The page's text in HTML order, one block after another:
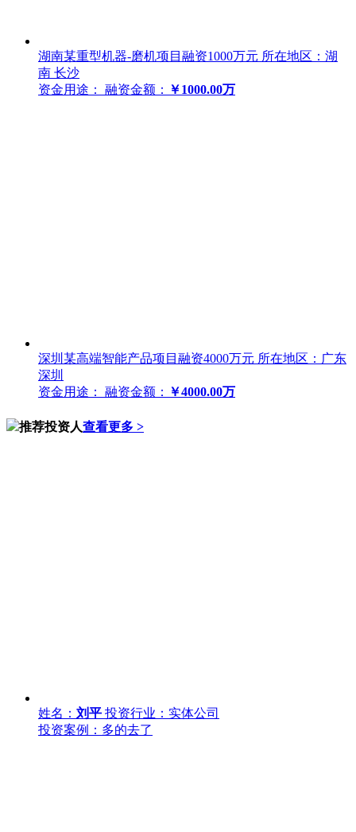
湖南某重型机器-磨机项目融资1000万元 所在地区：湖
南 长沙
资金用途：
融资金额： ￥1000.00万
深圳某高端智能产品项目融资4000万元 所在地区：广东
深圳
资金用途：
融资金额： ￥4000.00万
推荐投资人查看更多 >
姓名： 刘平 投资行业：实体公司
投资案例：多的去了